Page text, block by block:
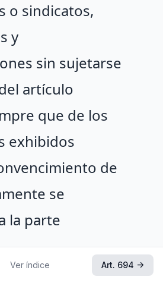
o sindicatos,
y
sin sujetarse
artículo
que de los
exhibidos
de
se
la parte
DOF 04-01-1980, 30-11-2012, 01-05-2019
Ver índice Art. 694 →